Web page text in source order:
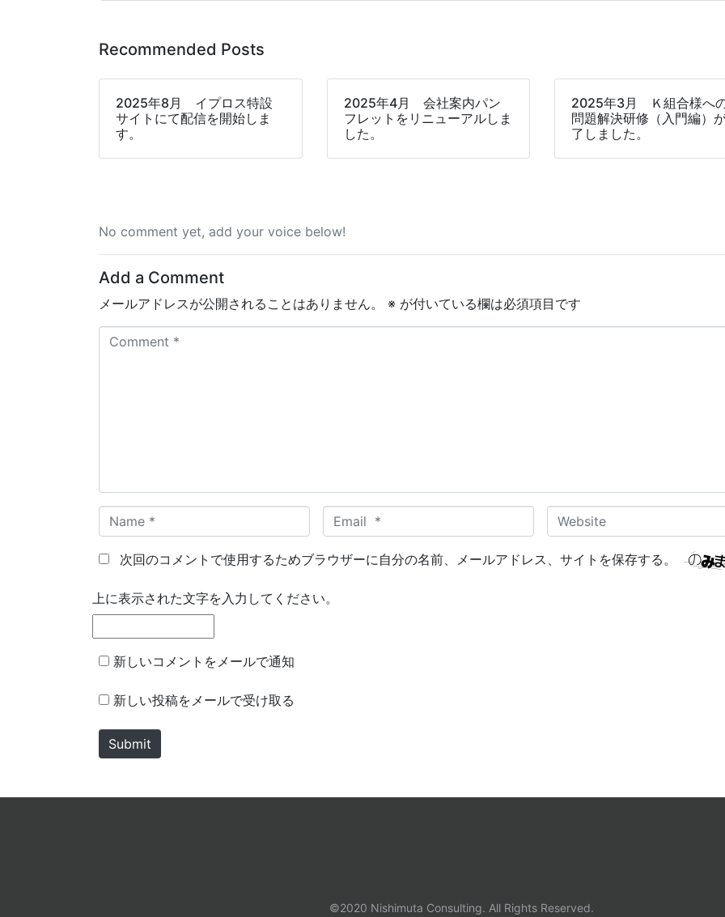
Recommended Posts
2025年8月 イプロス特設
サイトにて配信を開始しま
す。
2025年4月 会社案内パン
フレットをリニューアルしま
した。
2025年3月 Ｋ組合様へ
問題解決研修（入門編）
了しました。
No comment yet, add your voice below!
Add a Comment
メールアドレスが公開されることはありません。 ※ が付いている欄は必須項目です
a
m
*
m
a
l
W
e
次回のコメントで使用するためブラウザーに自分の名前、メールアドレス、サイトを保存する。
上に表示された文字を入力してください。
新しいコメントをメールで通知
新しい投稿をメールで受け取る
Submit
©2020 Nishimuta Consulting. All Rights Reserved.